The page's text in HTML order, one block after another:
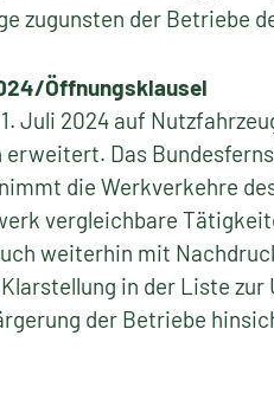
zugunsten der Betriebe
Öffnungsklausel
Juli 2024 auf
erweitert. Das
die Werkverkehre
vergleichbare
weiterhin mit
in der Liste zur
der Betriebe